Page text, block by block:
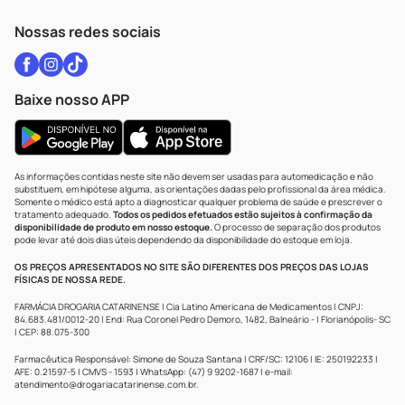
Nossas redes sociais
Baixe nosso APP
As informações contidas neste site não devem ser usadas para automedicação e não
substituem, em hipótese alguma, as orientações dadas pelo profissional da área médica.
Somente o médico está apto a diagnosticar qualquer problema de saúde e prescrever o
tratamento adequado. Todos os pedidos efetuados estão sujeitos à confirmação da
disponibilidade de produto em nosso estoque.O processo de separação dos produtos
pode levar até dois dias úteis dependendo da disponibilidade do estoque em loja.
OS PREÇOS APRESENTADOS NO SITE SÃO DIFERENTES DOS PREÇOS DAS LOJAS
FÍSICAS DE NOSSA REDE.
FARMÁCIA DROGARIA CATARINENSE | Cia Latino Americana de Medicamentos | CNPJ:
84.683.481/0012-20 | End: Rua Coronel Pedro Demoro, 1482, Balneário - | Florianópolis- SC
| CEP: 88.075-300
Farmacêutica Responsável: Simone de Souza Santana | CRF/SC: 12106 | IE: 250192233 |
AFE: 0.21597-5 | CMVS - 1593 | WhatsApp: (47) 9 9202-1687 | e-mail:
atendimento@drogariacatarinense.com.br.